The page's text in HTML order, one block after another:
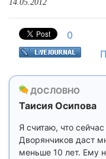
14.05.2012
0
ДОСЛОВНО
Таисия Осипова
Я считаю, что
Дворянчиков даст
меньше 10 лет. Ему